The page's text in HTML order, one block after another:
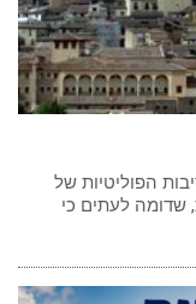
הפוליטיות של